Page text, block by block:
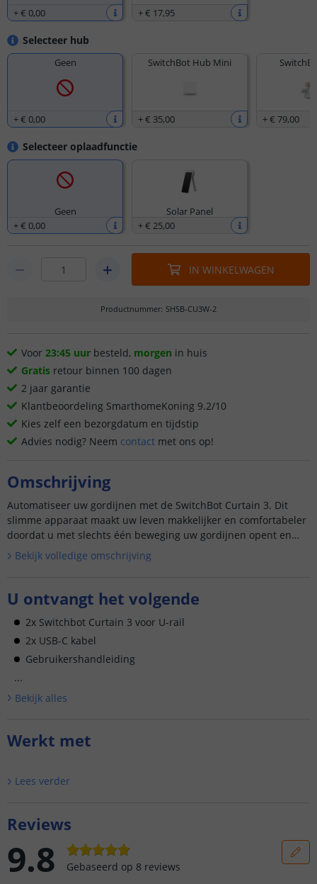
+€ 0,00 +€ 17,95
Selecteer hub
Geen
+€ 0,00
SwitchBot Hub Mini
+€ 35,00 +€ 79,00
Selecteer oplaadfunctie
Geen
+€ 0,00
Solar Panel
+€ 25,00
IN WINKELWAGEN
Productnummer: SHSB-CU3W-2
Voor 23:45 uur besteld, morgen in huis
Gratis retour binnen 100 dagen
2 jaar garantie
Klantbeoordeling SmarthomeKoning 9.2/10
Kies zelf een bezorgdatum en tijdstip
Advies nodig? Neem contact met ons op!
Omschrijving
Automatiseer uw gordijnen met de SwitchBot Curtain 3. Dit
slimme apparaat maakt uw leven makkelijker en comfortabeler
doordat u met slechts één beweging uw gordijnen opent en
sluit. Dit specifieke model past op alle gangbare gordijnroede...
Bekijk volledige omschrijving
U ontvangt het volgende
2x Switchbot Curtain 3 voor U-rail
2x USB-C kabel
Gebruikershandleiding
...
Bekijk alles
Werkt met
Lees verder
Reviews
9.8 Gebaseerd op 8 reviews